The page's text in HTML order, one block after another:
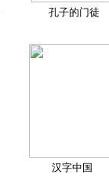
孔子的门徒
汉字中国